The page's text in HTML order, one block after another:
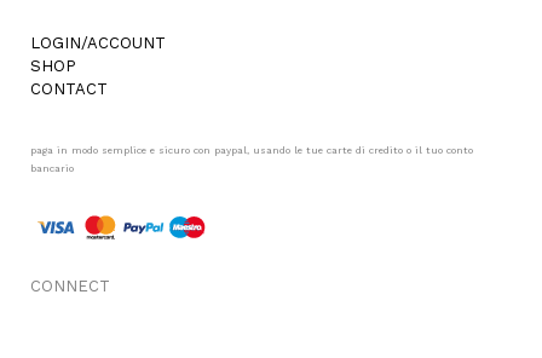
LOGIN/ACCOUNT
SHOP
CONTACT
paga in modo semplice e sicuro con paypal, usando le tue carte di credito o il tuo conto
bancario
CONNECT